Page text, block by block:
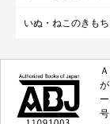
いぬ・ねこのきも